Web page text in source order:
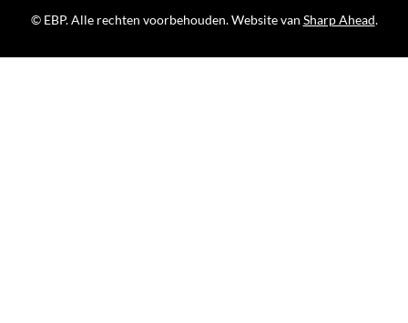
© EBP. Alle rechten voorbehouden. Website van Sharp Ahead.